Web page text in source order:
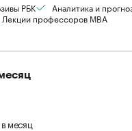
РБК
Аналитика и
Лекции профессоров MBA
в месяц